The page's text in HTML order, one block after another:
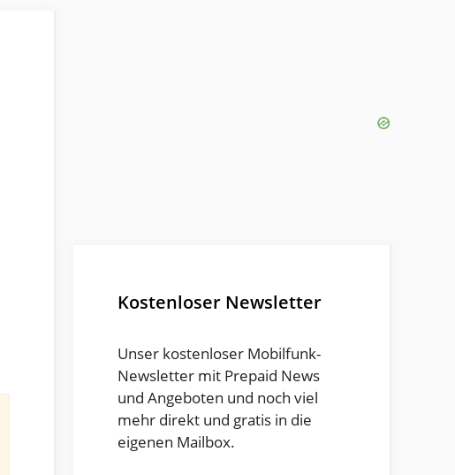
Kostenloser Newsletter
Unser kostenloser Mobilfunk-
Newsletter mit Prepaid News
und Angeboten und noch viel
mehr direkt und gratis in die
eigenen Mailbox.